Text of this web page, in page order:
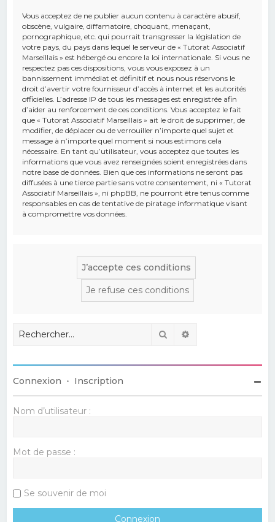
Vous acceptez de ne publier aucun contenu à caractère abusif,
obscène, vulgaire, diffamatoire, choquant, menaçant,
pornographique, etc. qui pourrait transgresser la législation de
votre pays, du pays dans lequel le serveur de « Tutorat Associatif
Marseillais » est hébergé ou encore la loi internationale. Si vous ne
respectez pas ces dispositions, vous vous exposez à un
bannissement immédiat et définitif et nous nous réservons le
droit d’avertir votre fournisseur d’accès à internet et les autorités
officielles. L’adresse IP de tous les messages est enregistrée afin
d’aider au renforcement de ces conditions. Vous acceptez le fait
que « Tutorat Associatif Marseillais » ait le droit de supprimer, de
modifier, de déplacer ou de verrouiller n’importe quel sujet et
message à n’importe quel moment si nous estimons cela
nécessaire. En tant qu’utilisateur, vous acceptez que toutes les
informations que vous avez renseignées soient enregistrées dans
notre base de données. Bien que ces informations ne seront pas
diffusées à une tierce partie sans votre consentement, ni « Tutorat
Associatif Marseillais », ni phpBB, ne pourront être tenus comme
responsables en cas de tentative de piratage informatique visant
à compromettre vos données.
Rechercher
Connexion • Inscription
Nom d’utilisateur :
Mot de passe :
Se souvenir de moi